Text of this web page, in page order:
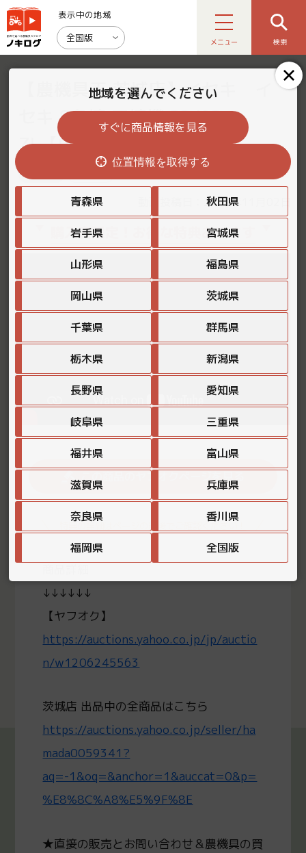
表示中の地域
全国版 メニュー 検索
【農機具王 茨城店】イセキ イ
セキ 8条植 田植機 PRJ8D-
ZL【中古】【商品紹介】
動画投稿日：2025年11月02日
購入者限定！お得な特典あります
この商品のヤフオクページを見る
特典の詳細はページの最後でご確認ください！
↓↓↓↓↓↓
【ヤフオク】
https://auctions.yahoo.co.jp/jp/auctio
n/w1206245563
茨城店 出品中の全商品はこちら
https://auctions.yahoo.co.jp/seller/ha
mada0059341?
aq=-1&oq=&anchor=1&auccat=0&p=
%E8%8C%A8%E5%9F%8E
★直接の販売とお問い合わせ＆農機具の買
地域を選んでください
すぐに商品情報を見る
位置情報を取得する
青森県 秋田県
岩手県 宮城県
山形県 福島県
岡山県 茨城県
千葉県 群馬県
栃木県 新潟県
長野県 愛知県
岐阜県 三重県
福井県 富山県
滋賀県 兵庫県
奈良県 香川県
福岡県 全国版